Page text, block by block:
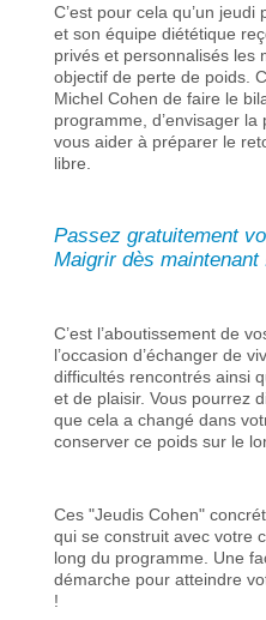
C’est pour cela qu’un
et son équipe diététique
privés et personnalisés les
objectif de perte de poids.
Michel Cohen de faire le
programme, d’envisager
vous aider à préparer le
libre.
Passez gratuitement
Maigrir dès maintenant
C’est l’aboutissement de
l’occasion d’échanger de
difficultés rencontrés ainsi
et de plaisir. Vous pourrez
que cela a changé dans
conserver ce poids sur le
Ces "Jeudis Cohen"
qui se construit avec votre
long du programme. Une
démarche pour atteindre
!